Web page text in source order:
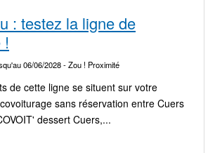
: testez la ligne de
!
06/06/2028- Zou ! Proximité
de cette ligne se situent sur votre
sans réservation entre Cuers
dessert Cuers,...